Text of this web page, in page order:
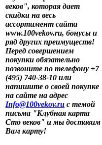
веков", которая дает
скидки на весь
ассортимент сайта
www.100vekov.ru, бонусы и
ряд других преимуществ!
Перед совершением
покупки обязательно
позвоните по телефону +7
(495) 740-38-10 или
напишите о своей покупке
на сайте на адрес
Info@100vekov.ru с темой
письма "Клубная карта
Сто веков" и мы доставим
Вам карту!